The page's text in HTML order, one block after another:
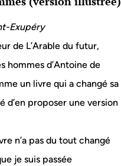
Exupéry
de L’Arable du futur,
hommes d’Antoine de
un livre qui a changé sa
d’en proposer une version
n’a pas du tout changé
je suis passée